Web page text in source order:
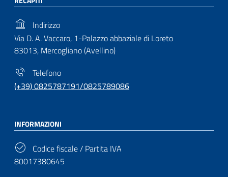
Indirizzo
Via D. A. Vaccaro, 1-Palazzo abbaziale di Loreto
83013, Mercogliano (Avellino)
Telefono
(+39) 0825787191/0825789086
INFORMAZIONI
Codice fiscale / Partita IVA
80017380645